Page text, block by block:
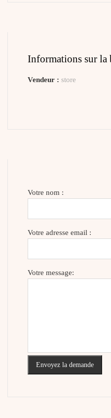
Informations sur la
Vendeur : store
Votre nom :
Votre adresse email :
Votre message:
Envoyez la demande